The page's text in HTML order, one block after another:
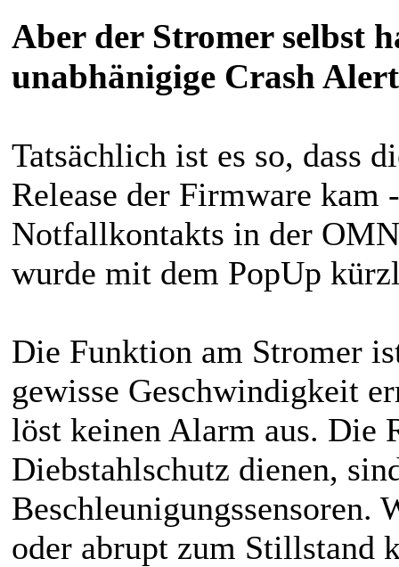
Aber der Stromer selbst
unabhänigige Crash Al
Tatsächlich ist es so, dass
Release der Firmware kam
Notfallkontakts in der
wurde mit dem PopUp
Die Funktion am Stromer
gewisse Geschwindigkeit
löst keinen Alarm aus. Die
Diebstahlschutz dienen,
Beschleunigungssensoren.
oder abrupt zum Stillstand